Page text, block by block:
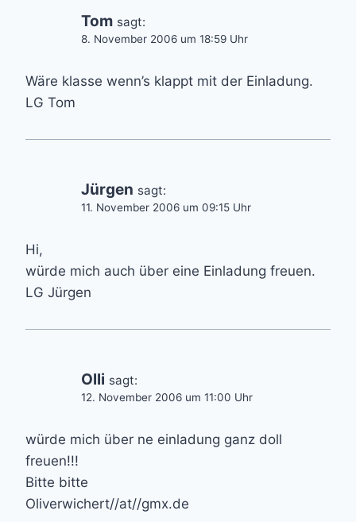
Tom sagt:
8. November 2006 um 18:59 Uhr
Wäre klasse wenn’s klappt mit der Einladung.
LG Tom
Jürgen sagt:
11. November 2006 um 09:15 Uhr
Hi,
würde mich auch über eine Einladung freuen.
LG Jürgen
Olli sagt:
12. November 2006 um 11:00 Uhr
würde mich über ne einladung ganz doll
freuen!!!
Bitte bitte
Oliverwichert//at//gmx.de